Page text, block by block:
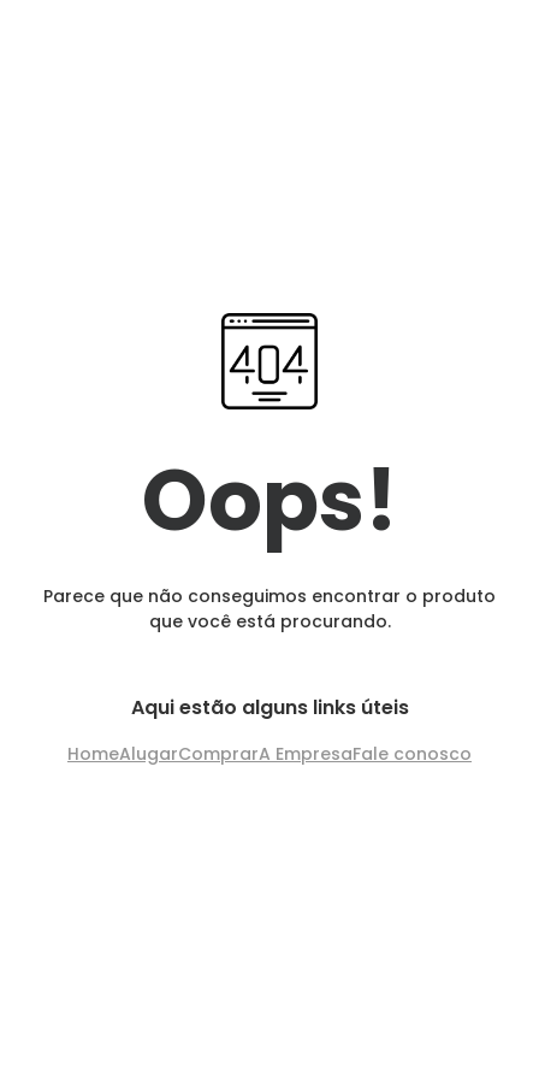
Oops!
Parece que não conseguimos encontrar o produto
que você está procurando.
Aqui estão alguns links úteis
HomeAlugarComprarA EmpresaFale conosco